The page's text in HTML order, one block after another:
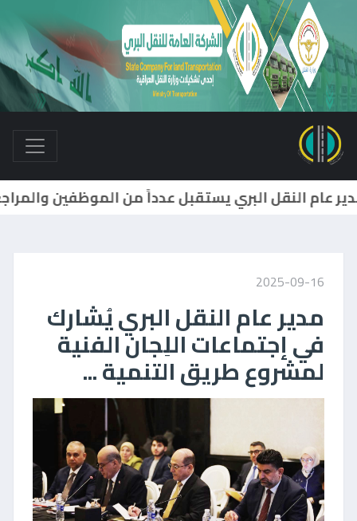
2025-09-16
مدير عام النقل البري يُشارك
في إجتماعات اللِجان الفنية
لمشروع طريق التنمية ...